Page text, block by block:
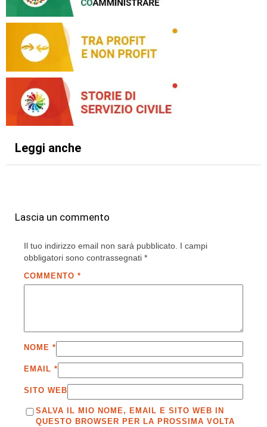
Leggi anche
Lascia un commento
Il tuo indirizzo email non sarà pubblicato. I campi
obbligatori sono contrassegnati *
COMMENTO *
NOME *
EMAIL *
SITO WEB
SALVA IL MIO NOME, EMAIL E SITO WEB IN
QUESTO BROWSER PER LA PROSSIMA VOLTA